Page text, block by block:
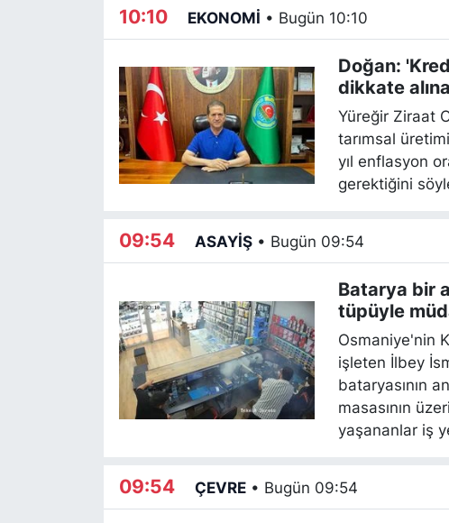
10:10 EKONOMİ • Bugün 10:10
Doğan:
dikkate
Yüreğir Ziraat
tarımsal
yıl enflasyon
gerektiğini
09:54 ASAYİŞ• Bugün 09:54
Batarya bir
tüpüyle
Osmaniye'nin
işleten İlbey
bataryasının
masasının
yaşananlar iş
09:54 ÇEVRE• Bugün 09:54